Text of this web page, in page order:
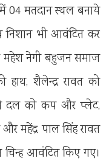
04 मतदान स्थल बनाये
निशान भी आवंटित कर
महेश नेगी बहुजन समाज
हाथ, शैलेन्द्र रावत को
दल को कप और प्लेट,
महेंद्र पाल सिंह रावत
चिन्ह आवंटित किए गए।